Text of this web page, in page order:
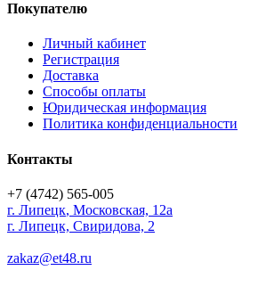
Покупателю
Личный кабинет
Регистрация
Доставка
Способы оплаты
Юридическая информация
Политика конфиденциальности
Контакты
+7 (4742) 565-005
г. Липецк, Московская, 12а
г. Липецк, Свиридова, 2
zakaz@et48.ru